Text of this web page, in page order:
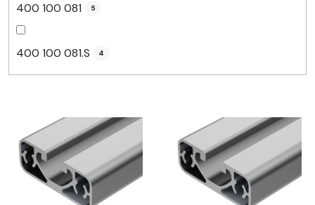
400 100 081 5
400 100 081.S 4